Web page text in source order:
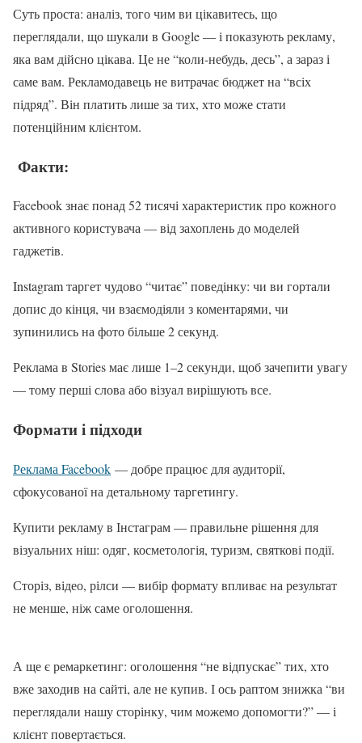
Суть проста: аналіз, того чим ви цікавитесь, що
переглядали, що шукали в Google — і показують рекламу,
яка вам дійсно цікава. Це не “коли-небудь, десь”, а зараз і
саме вам. Рекламодавець не витрачає бюджет на “всіх
підряд”. Він платить лише за тих, хто може стати
потенційним клієнтом.
Факти:
Facebook знає понад 52 тисячі характеристик про кожного
активного користувача — від захоплень до моделей
гаджетів.
Instagram таргет чудово “читає” поведінку: чи ви гортали
допис до кінця, чи взаємодіяли з коментарями, чи
зупинились на фото більше 2 секунд.
Реклама в Stories має лише 1–2 секунди, щоб зачепити увагу
— тому перші слова або візуал вирішують все.
Формати і підходи
Реклама Facebook — добре працює для аудиторії,
сфокусованої на детальному таргетингу.
Купити рекламу в Інстаграм — правильне рішення для
візуальних ніш: одяг, косметологія, туризм, святкові події.
Сторіз, відео, рілси — вибір формату впливає на результат
не менше, ніж саме оголошення.
А ще є ремаркетинг: оголошення “не відпускає” тих, хто
вже заходив на сайті, але не купив. І ось раптом знижка “ви
переглядали нашу сторінку, чим можемо допомогти?” — і
клієнт повертається.